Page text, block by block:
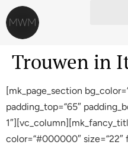
Trouwen in
[mk_page_section
padding_top=”65″
color=”#000000″ size=”22″